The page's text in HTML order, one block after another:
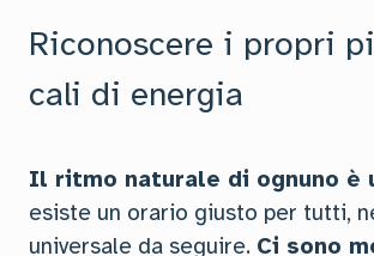
Riconoscere i propri
cali di energia
Il ritmo naturale di ognuno è
esiste un orario giusto per tutti,
universale da seguire. Ci sono